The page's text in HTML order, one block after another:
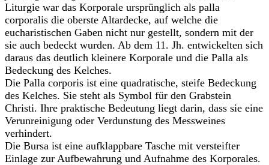
Liturgie war das Korporale ursprünglich als palla
corporalis die oberste Altardecke, auf welche die
eucharistischen Gaben nicht nur gestellt, sondern mit der
sie auch bedeckt wurden. Ab dem 11. Jh. entwickelten sich
daraus das deutlich kleinere Korporale und die Palla als
Bedeckung des Kelches.
Die Palla corporis ist eine quadratische, steife Bedeckung
des Kelches. Sie steht als Symbol für den Grabstein
Christi. Ihre praktische Bedeutung liegt darin, dass sie eine
Verunreinigung oder Verdunstung des Messweines
verhindert.
Die Bursa ist eine aufklappbare Tasche mit versteifter
Einlage zur Aufbewahrung und Aufnahme des Korporales.